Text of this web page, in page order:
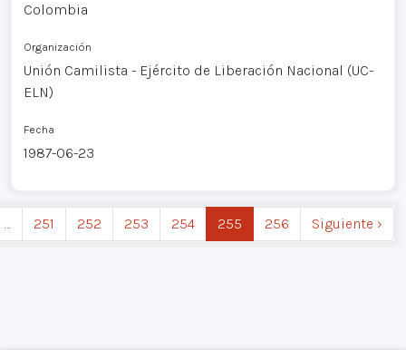
Colombia
Organización
Unión Camilista - Ejército de Liberación Nacional (UC-
ELN)
Fecha
1987-06-23
… 251 252 253 254 255 256 Siguiente ›